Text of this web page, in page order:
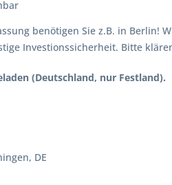
benötigen Sie z.B. in Berlin!
Investionssicherheit. Bitte
(Deutschland, nur Festland).
DE